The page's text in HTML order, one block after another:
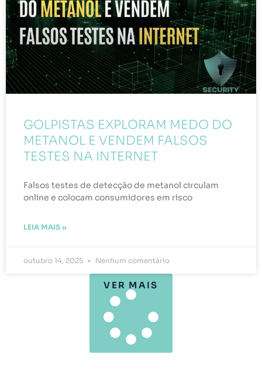
GOLPISTAS EXPLORAM MEDO DO
METANOL E VENDEM FALSOS
TESTES NA INTERNET
Falsos testes de detecção de metanol circulam
online e colocam consumidores em risco
LEIA MAIS »
outubro 14, 2025 Nenhum comentário
VER MAIS